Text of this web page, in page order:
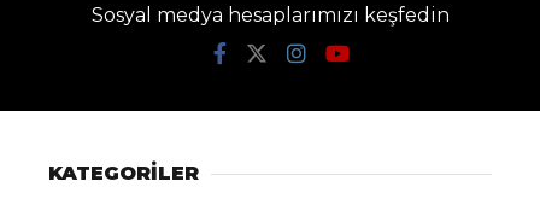
Sosyal medya hesaplarımızı keşfedin
KATEGORİLER